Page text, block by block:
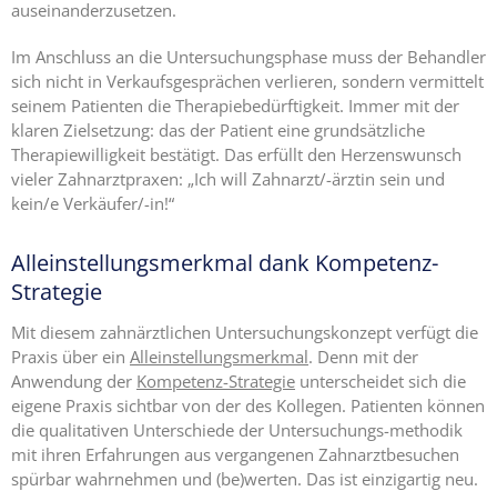
auseinanderzusetzen.
Im Anschluss an die Untersuchungsphase muss der Behandler
sich nicht in Verkaufsgesprächen verlieren, sondern vermittelt
seinem Patienten die Therapiebedürftigkeit. Immer mit der
klaren Zielsetzung: das der Patient eine grundsätzliche
Therapiewilligkeit bestätigt. Das erfüllt den Herzenswunsch
vieler Zahnarztpraxen: „Ich will Zahnarzt/-ärztin sein und
kein/e Verkäufer/-in!“
Alleinstellungsmerkmal dank Kompetenz-
Strategie
Mit diesem zahnärztlichen Untersuchungskonzept verfügt die
Praxis über ein Alleinstellungsmerkmal. Denn mit der
Anwendung der Kompetenz-Strategie unterscheidet sich die
eigene Praxis sichtbar von der des Kollegen. Patienten können
die qualitativen Unterschiede der Untersuchungs-methodik
mit ihren Erfahrungen aus vergangenen Zahnarztbesuchen
spürbar wahrnehmen und (be)werten. Das ist einzigartig neu.